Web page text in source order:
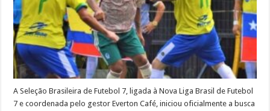
A Seleção Brasileira de Futebol 7, ligada à Nova Liga Brasil de Futebol
7 e coordenada pelo gestor Everton Café, iniciou oficialmente a busca